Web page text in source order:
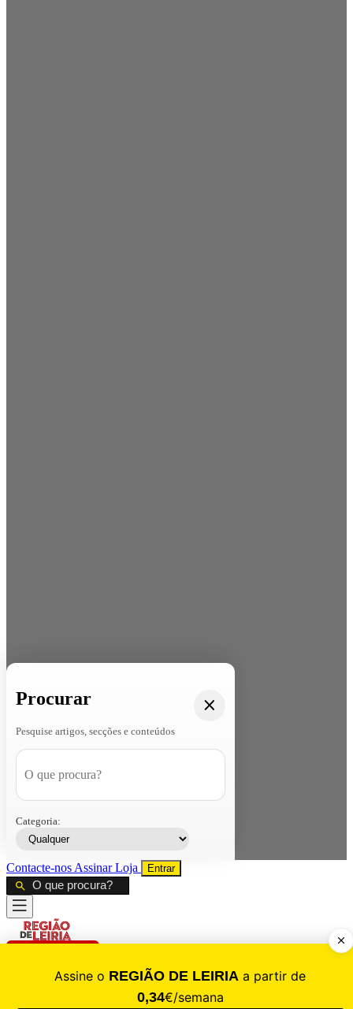
Procurar
Pesquise artigos, secções e conteúdos
Categoria:
Contacte-nos AssinarLoja Entrar